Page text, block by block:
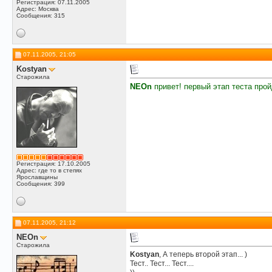
Регистрация: 07.11.2005
Адрес: Москва
Сообщения: 315
07.11.2005, 21:05
Kostyan
Старожила
Регистрация: 17.10.2005
Адрес: где то в степях
Ярославщины
Сообщения: 399
NEOn привет! первый этап теста
07.11.2005, 21:12
NEOn
Старожила
Kostyan, А теперь второй этап... )
Тест.. Тест... Тест....